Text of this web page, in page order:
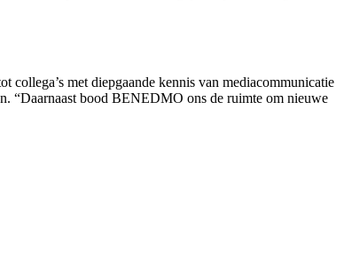
met diepgaande kennis van mediacommunicatie
“Daarnaast bood BENEDMO ons de ruimte om nieuwe